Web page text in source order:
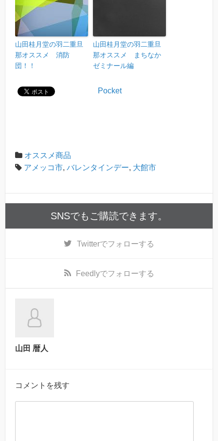
山田桂月堂の羽二重旦
那オススメ 消防
団！！
山田桂月堂の羽二重旦
那オススメ まちなか
ゼミナール編
Pocket
オススメ商品
アメッコ市, バレンタインデー, 大館市
SNSでもご購読できます。
Twitterでフォローする
Feedlyでフォローする
山田 暦人
コメントを残す